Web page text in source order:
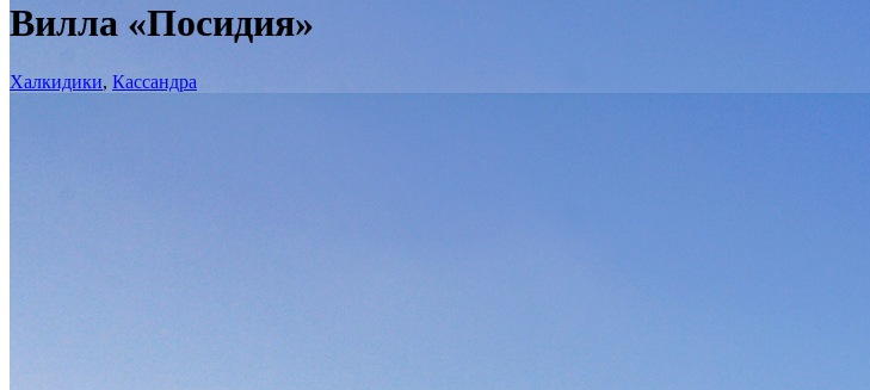
Вилла «Посидия»
Халкидики, Кассандра